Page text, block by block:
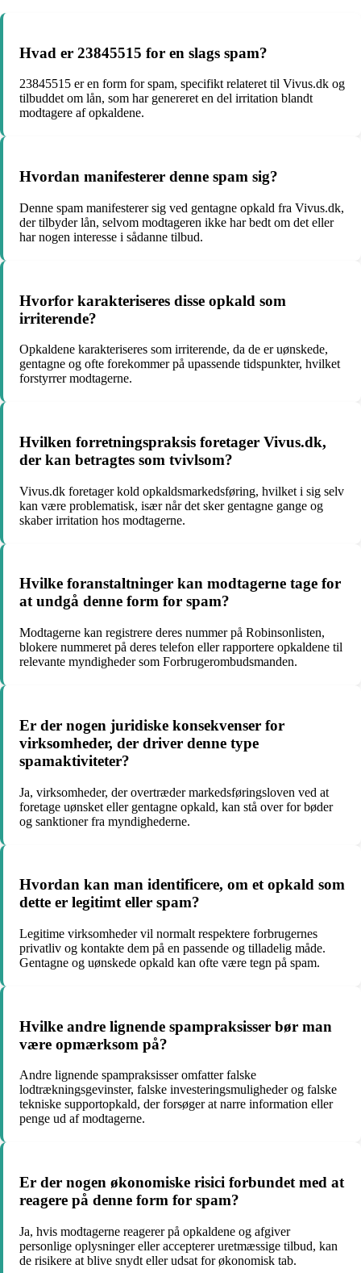
Hvad er 23845515 for en slags spam?
23845515 er en form for spam, specifikt relateret til Vivus.dk og
tilbuddet om lån, som har genereret en del irritation blandt
modtagere af opkaldene.
Hvordan manifesterer denne spam sig?
Denne spam manifesterer sig ved gentagne opkald fra Vivus.dk,
der tilbyder lån, selvom modtageren ikke har bedt om det eller
har nogen interesse i sådanne tilbud.
Hvorfor karakteriseres disse opkald som
irriterende?
Opkaldene karakteriseres som irriterende, da de er uønskede,
gentagne og ofte forekommer på upassende tidspunkter, hvilket
forstyrrer modtagerne.
Hvilken forretningspraksis foretager Vivus.dk,
der kan betragtes som tvivlsom?
Vivus.dk foretager kold opkaldsmarkedsføring, hvilket i sig selv
kan være problematisk, især når det sker gentagne gange og
skaber irritation hos modtagerne.
Hvilke foranstaltninger kan modtagerne tage for
at undgå denne form for spam?
Modtagerne kan registrere deres nummer på Robinsonlisten,
blokere nummeret på deres telefon eller rapportere opkaldene til
relevante myndigheder som Forbrugerombudsmanden.
Er der nogen juridiske konsekvenser for
virksomheder, der driver denne type
spamaktiviteter?
Ja, virksomheder, der overtræder markedsføringsloven ved at
foretage uønsket eller gentagne opkald, kan stå over for bøder
og sanktioner fra myndighederne.
Hvordan kan man identificere, om et opkald som
dette er legitimt eller spam?
Legitime virksomheder vil normalt respektere forbrugernes
privatliv og kontakte dem på en passende og tilladelig måde.
Gentagne og uønskede opkald kan ofte være tegn på spam.
Hvilke andre lignende spampraksisser bør man
være opmærksom på?
Andre lignende spampraksisser omfatter falske
lodtrækningsgevinster, falske investeringsmuligheder og falske
tekniske supportopkald, der forsøger at narre information eller
penge ud af modtagerne.
Er der nogen økonomiske risici forbundet med at
reagere på denne form for spam?
Ja, hvis modtagerne reagerer på opkaldene og afgiver
personlige oplysninger eller accepterer uretmæssige tilbud, kan
de risikere at blive snydt eller udsat for økonomisk tab.